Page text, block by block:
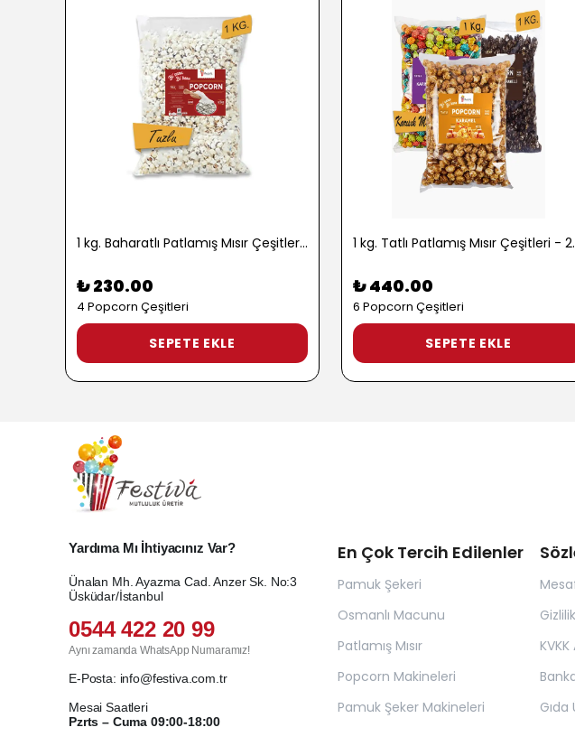
1 kg. Baharatlı Patlamış Mısır Çeşitleri - 2724
₺ 230.00
4 Popcorn Çeşitleri
SEPETE EKLE
1 kg. Tatlı
₺ 440.00
6 Popcorn Çeşitleri
SEPETE EKLE
En Çok Tercih Edilenler
Pamuk Şekeri
Osmanlı Macunu
Patlamış Mısır
Popcorn Makineleri
Pamuk Şeker Makineleri
Yardıma Mı İhtiyacınız Var?
Ünalan Mh. Ayazma Cad. Anzer Sk. No:3
Üsküdar/İstanbul
0544 422 20 99
Aynı zamanda WhatsApp Numaramız!
E-Posta: info@festiva.com.tr
Mesai Saatleri
Pzrts – Cuma 09:00-18:00